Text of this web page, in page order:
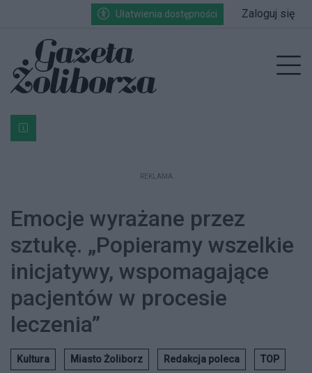
Przejdź do głównych treści
Przejdź do wyszukiwarki
Przejdź do głównego menuUłatwienia dostępności Zaloguj się
Bardzo ważna informacja dla podatników posiadających
REKLAMA
Emocje wyrażane przez
sztukę. „Popieramy wszelkie
inicjatywy, wspomagające
pacjentów w procesie
leczenia”
Kultura Miasto Żoliborz Redakcja poleca TOP